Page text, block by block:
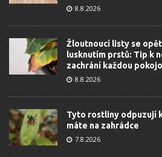
8.8.2026
Žloutnoucí listy se
lusknutím prstů: Tip k
zachrání každou
8.8.2026
Tyto rostliny odpuzují
máte na zahrádce
7.8.2026